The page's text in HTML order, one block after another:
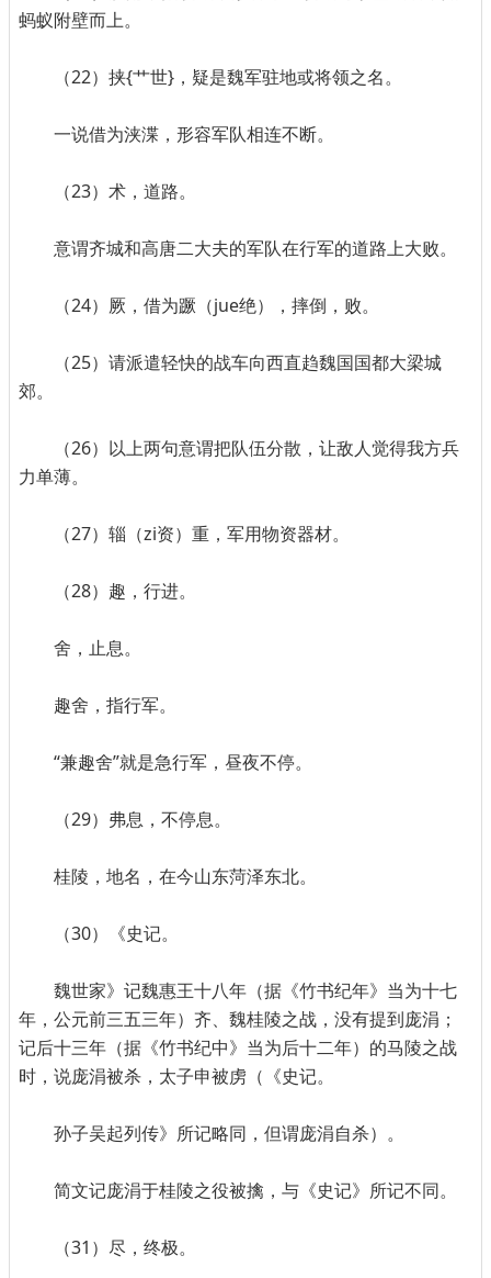
蚂蚁附壁而上。
（22）挟{艹世}，疑是魏军驻地或将领之名。
一说借为浃渫，形容军队相连不断。
（23）术，道路。
意谓齐城和高唐二大夫的军队在行军的道路上大败。
（24）厥，借为蹶（jue绝），摔倒，败。
（25）请派遣轻快的战车向西直趋魏国国都大梁城
郊。
（26）以上两句意谓把队伍分散，让敌人觉得我方兵
力单薄。
（27）辎（zi资）重，军用物资器材。
（28）趣，行进。
舍，止息。
趣舍，指行军。
“兼趣舍”就是急行军，昼夜不停。
（29）弗息，不停息。
桂陵，地名，在今山东菏泽东北。
（30）《史记。
魏世家》记魏惠王十八年（据《竹书纪年》当为十七
年，公元前三五三年）齐、魏桂陵之战，没有提到庞涓；
记后十三年（据《竹书纪中》当为后十二年）的马陵之战
时，说庞涓被杀，太子申被虏（《史记。
孙子吴起列传》所记略同，但谓庞涓自杀）。
简文记庞涓于桂陵之役被擒，与《史记》所记不同。
（31）尽，终极。